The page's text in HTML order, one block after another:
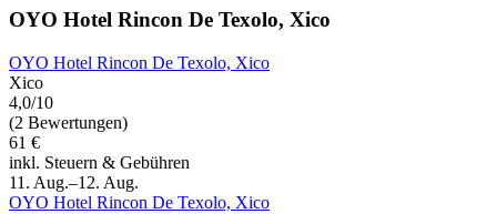
OYO Hotel Rincon De Texolo, Xico
OYO Hotel Rincon De Texolo, Xico
Xico
4,0/10
(2 Bewertungen)
61 €
inkl. Steuern & Gebühren
11. Aug.–12. Aug.
OYO Hotel Rincon De Texolo, Xico